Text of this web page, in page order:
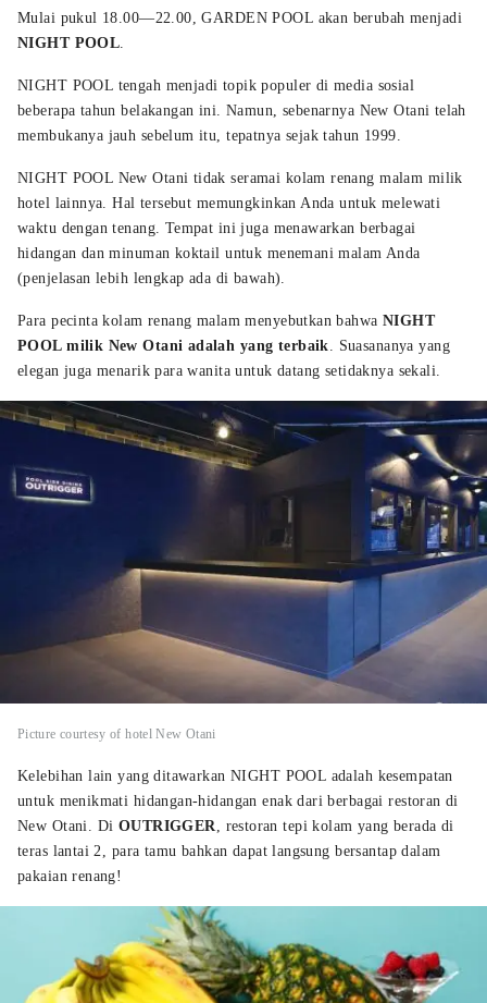
Mulai pukul 18.00—22.00, GARDEN POOL akan berubah menjadi
NIGHT POOL.
NIGHT POOL tengah menjadi topik populer di media sosial
beberapa tahun belakangan ini. Namun, sebenarnya New Otani telah
membukanya jauh sebelum itu, tepatnya sejak tahun 1999.
NIGHT POOL New Otani tidak seramai kolam renang malam milik
hotel lainnya. Hal tersebut memungkinkan Anda untuk melewati
waktu dengan tenang. Tempat ini juga menawarkan berbagai
hidangan dan minuman koktail untuk menemani malam Anda
(penjelasan lebih lengkap ada di bawah).
Para pecinta kolam renang malam menyebutkan bahwa NIGHT
POOL milik New Otani adalah yang terbaik. Suasananya yang
elegan juga menarik para wanita untuk datang setidaknya sekali.
Picture courtesy of hotel New Otani
Kelebihan lain yang ditawarkan NIGHT POOL adalah kesempatan
untuk menikmati hidangan-hidangan enak dari berbagai restoran di
New Otani. Di OUTRIGGER
, restoran tepi kolam yang berada di
teras lantai 2, para tamu bahkan dapat langsung bersantap dalam
pakaian renang!